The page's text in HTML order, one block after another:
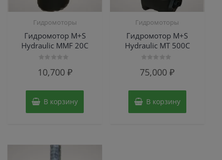
Гидромоторы
Гидромотор M+S
Hydraulic MMF 20C
010,700 ₽
В корзину
Гидромоторы
Гидромотор M+S
Hydraulic МТ 500С
0
75,000₽
В корзину